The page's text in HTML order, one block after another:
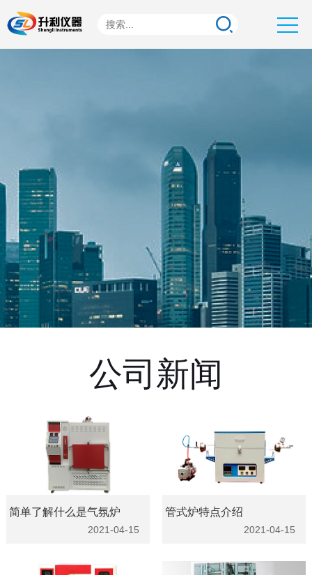
公司新闻
简单了解什么是气氛炉
2021-04-15
管式炉特点介绍
2021-04-15